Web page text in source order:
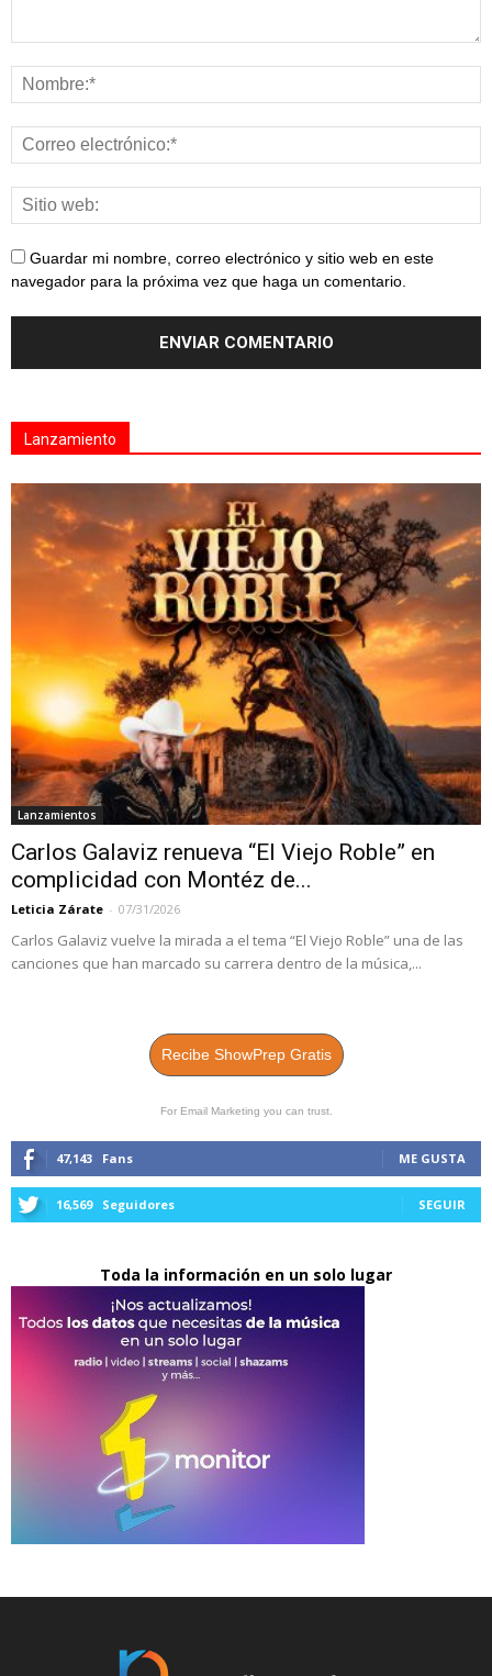
Guardar mi nombre, correo electrónico y sitio web en este
navegador para la próxima vez que haga un comentario.
Lanzamiento
Lanzamientos
Carlos Galaviz renueva “El Viejo Roble” en
complicidad con Montéz de...
Leticia Zárate - 07/31/2026
Carlos Galaviz vuelve la mirada a el tema “El Viejo Roble” una de las
canciones que han marcado su carrera dentro de la música,...
Recibe ShowPrep Gratis
For Email Marketing you can trust.
47,143 Fans ME GUSTA
16,569 Seguidores SEGUIR
Toda la información en un solo lugar